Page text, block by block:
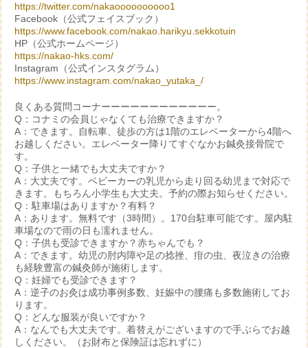
https://twitter.com/nakaoooooooooo1
Facebook（公式フェイスブック）
https://www.facebook.com/nakao.harikyu.sekkotuin
HP（公式ホームページ）
https://nakao-hks.com/
Instagram（公式インスタグラム）
https://www.instagram.com/nakao_yutaka_/
良くある質問コーナーーーーーーーーーーーー。
Q：コナミの会員じゃなくても治療できますか？
A：できます。自転車、徒歩の方は1階のエレベーターから4階へ
お越しください。エレベーター降りてすぐなかお鍼灸接骨院で
す。
Q：子供と一緒でも大丈夫ですか？
A：大丈夫です。ベビーカーの乳児から走り回る幼児まで対応で
きます。もちろん小学生も大丈夫。予約の際お知らせください。
Q：駐車場はありますか？有料？
A：あります。無料です（3時間）。170台駐車可能です。屋内駐
車場なので雨の日も濡れません。
Q：子供も受診できますか？赤ちゃんでも？
A：できます。幼児の肘内障や足の捻挫、疳の虫、夜泣きの治療
も経験豊富の鍼灸師が施術します。
Q：妊婦でも受診できます？
A：逆子のお灸は成功事例多数、妊娠中の腰痛も多数施術してお
ります。
Q：どんな服装が良いですか？
A：なんでも大丈夫です。着替えがございますので手ぶらでお越
しください。（お財布と保険証は忘れずに）